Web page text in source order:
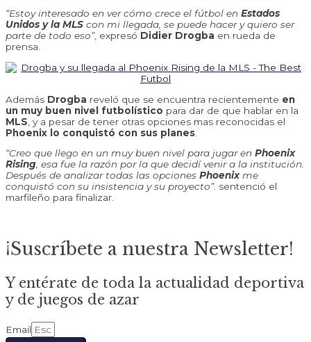
“Estoy interesado en ver cómo crece el fútbol en Estados
Unidos y la MLS con mi llegada, se puede hacer y quiero ser
parte de todo eso”, expresó Didier Drogba en rueda de
prensa.
Además Drogba reveló que se encuentra recientemente en
un muy buen nivel futbolístico para dar de que hablar en la
MLS , y a pesar de tener otras opciones mas reconocidas el
Phoenix lo conquistó con sus planes
“Creo que llego en un muy buen nivel para jugar en Phoenix
Rising, esa fue la razón por la que decidí venir a la institución.
Después de analizar todas las opciones Phoenixme
conquistó con su insistencia y su proyecto”. sentenció el
marfileño para finalizar.
¡Suscríbete a nuestra Newsletter!
Y entérate de toda la actualidad deportiva
y de juegos de azar
Email